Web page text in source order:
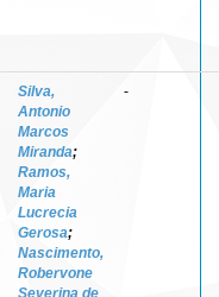
Silva,
Antonio
Marcos
Miranda;
Ramos,
Maria
Lucrecia
Gerosa;
Nascimento,
Robervone
Severina de
-